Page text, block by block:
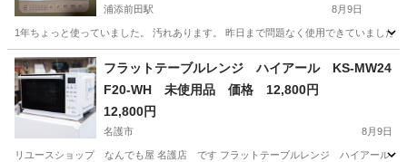
浦添前田駅 8月9日
1年ちょっと使っていました。 汚れあります。 昨日まで問題なく使用できていまし
沖縄 浦添市 浦添前田駅 キッチン家電 コンロ
フラットテーブルレンジ ハイアール KS-MW24
F20-WH 未使用品 価格 12,800円
12,800円
名護市 8月9日
リユースショップ なんでも屋 名護店 です フラットテーブルレンジ ハイアール